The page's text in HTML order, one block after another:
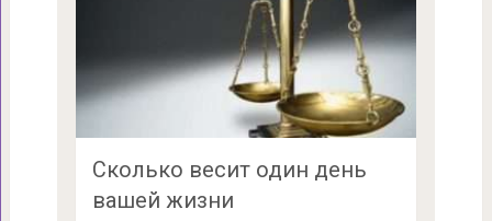
Сколько весит один день
вашей жизни